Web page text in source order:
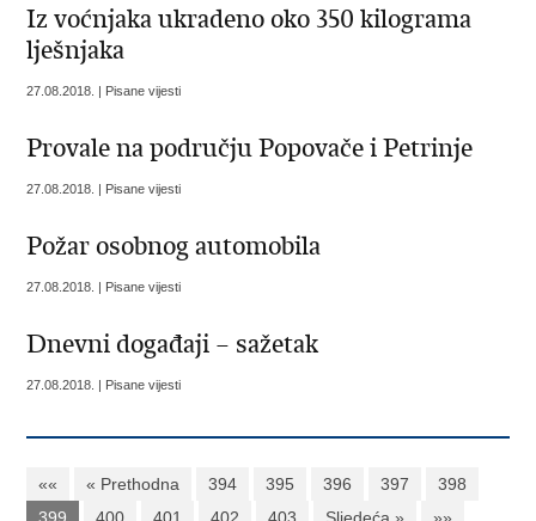
Iz voćnjaka ukradeno oko 350 kilograma
lješnjaka
27.08.2018. | Pisane vijesti
Provale na području Popovače i Petrinje
27.08.2018. | Pisane vijesti
Požar osobnog automobila
27.08.2018. | Pisane vijesti
Dnevni događaji – sažetak
27.08.2018. | Pisane vijesti
«« « Prethodna 394 395 396 397
398